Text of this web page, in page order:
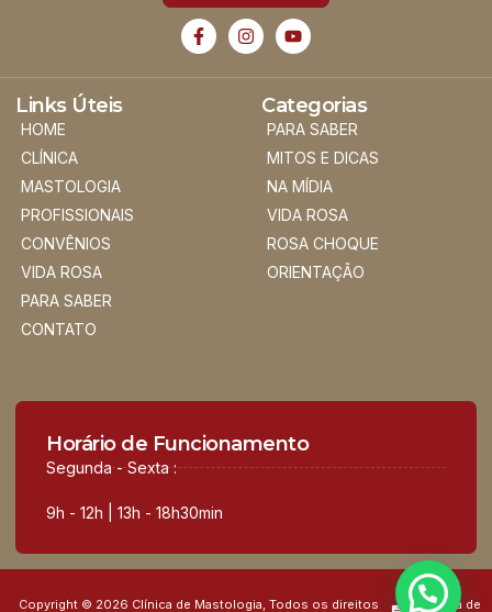
Links Úteis
HOME
CLÍNICA
MASTOLOGIA
PROFISSIONAIS
CONVÊNIOS
VIDA ROSA
PARA SABER
CONTATO
Categorias
PARA SABER
MITOS E DICAS
NA MÍDIA
VIDA ROSA
ROSA CHOQUE
ORIENTAÇÃO
Horário de Funcionamento
Segunda - Sexta :
9h - 12h | 13h - 18h30min
Copyright © 2026 Clínica de Mastologia, Todos os direitos Política de